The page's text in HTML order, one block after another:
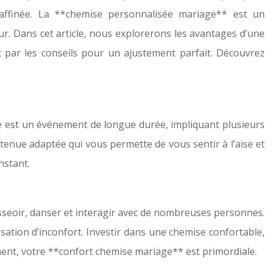
La **chemise personnalisée mariage** est un
Dans cet article, nous explorerons les avantages d’une
les conseils pour un ajustement parfait. Découvrez
un événement de longue durée, impliquant plusieurs
adaptée qui vous permette de vous sentir à l’aise et
danser et interagir avec de nombreuses personnes.
d’inconfort. Investir dans une chemise confortable,
votre **confort chemise mariage** est primordiale.